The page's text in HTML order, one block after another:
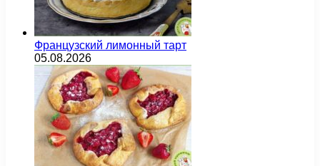
Французский лимонный тарт
05.08.2026